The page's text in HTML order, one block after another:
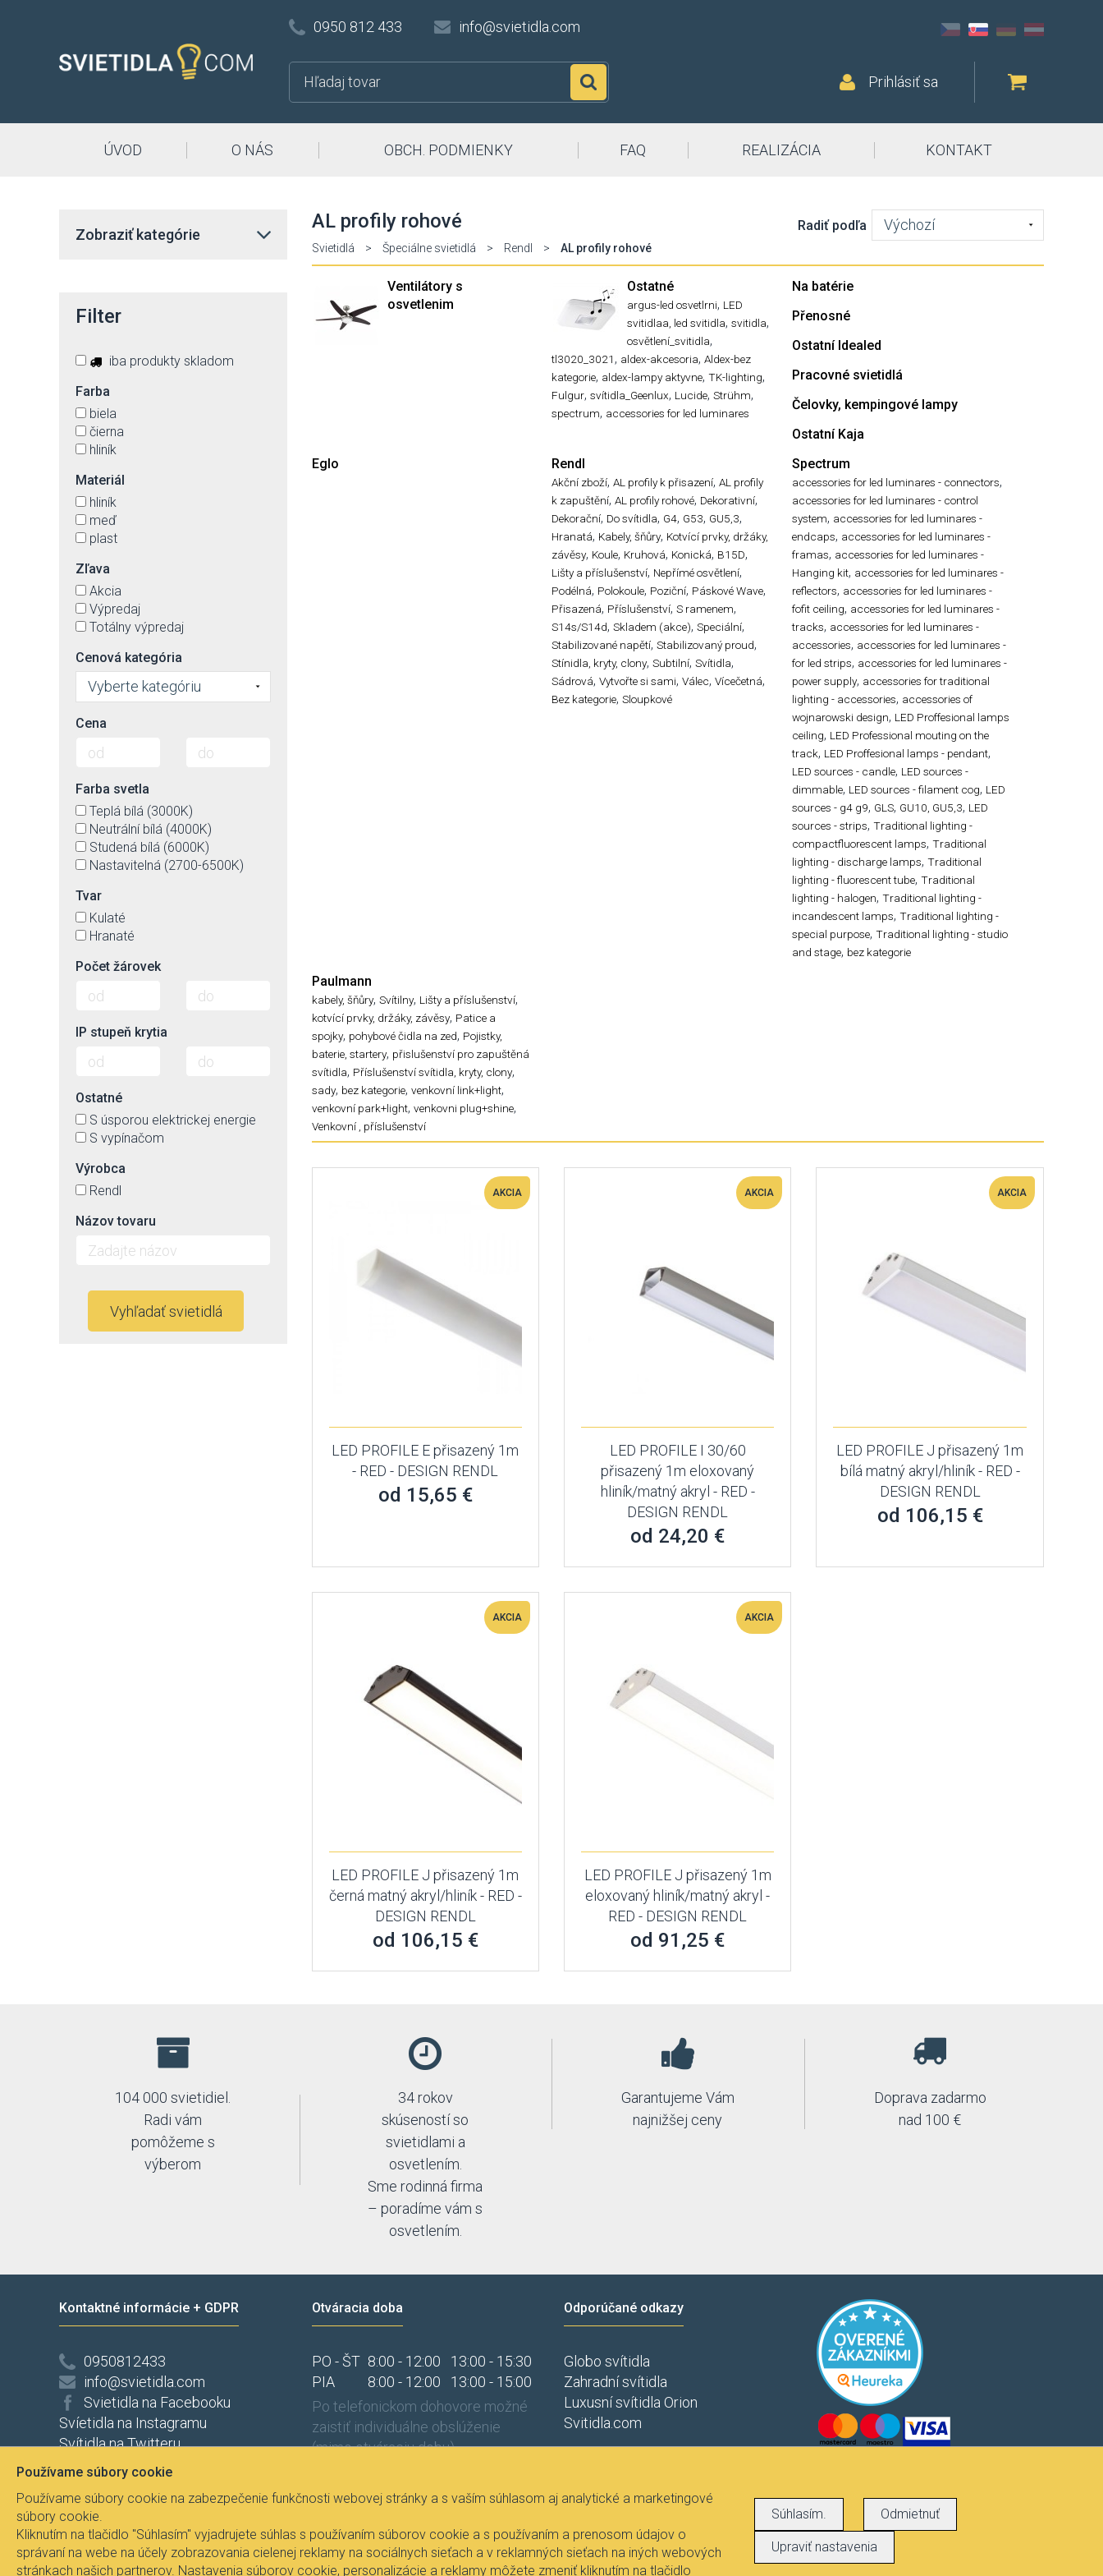
0950 812 433 info@svietidla.com
Prihlásiť sa
ÚVOD O NÁS OBCH. PODMIENKY FAQ REALIZÁCIA KONTAKT
AL profily rohové
Svietidlá > Špeciálne svietidlá > Rendl > AL profily rohové
Radiť podľa Výchozí
Ventilátory s
osvetlenim
Ostatné
argus-led osvetlrni, LED
svitidlaa, led svitidla,svitidla,
osvětlení_svitidla,
tl3020_3021 , aldex-akcesoria,Aldex-bez
kategorie, aldex-lampy aktyvne,TK-lighting,
Fulgur,svítidla_Geenlux, Lucide,Strühm,
spectrum, accessories for led luminares
Na batérie
Přenosné
Ostatní Idealed
Pracovné svietidlá
Čelovky, kempingové lampy
Ostatní Kaja
Eglo
Rendl
Akční zboží,AL profily k přisazení,AL profily
k zapuštění,AL profily rohové, Dekorativní,
Dekorační, Do svítidla, G4, G53, GU5,3,
Hranatá, Kabely, šňůry, Kotvící prvky, držáky,
závěsy, Koule, Kruhová, Konická, B15D,
Lišty a příslušenství, Nepřímé osvětlení,
Podélná, Polokoule, Poziční, Páskové Wave,
Přisazená, Příslušenství,S ramenem,
S14s/S14d,Skladem (akce),Speciální,
Stabilizované napětí,Stabilizovaný proud,
Stínidla, kryty, clony,Subtilní,Svítidla,
Sádrová,Vytvořte si sami,Válec,Vícečetná,
Bez kategorie,Sloupkové
Spectrum
accessories for led luminares - connectors,
accessories for led luminares - control
system, accessories for led luminares -
endcaps, accessories for led luminares -
framas, accessories for led luminares -
Hanging kit, accessories for led luminares -
reflectors, accessories for led luminares -
fofit ceiling, accessories for led luminares -
tracks, accessories for led luminares -
accessories, accessories for led luminares -
for led strips, accessories for led luminares -
power supply, accessories for traditional
lighting - accessories, accessories of
wojnarowski design, LED Proffesional lamps
ceiling, LED Professional mouting on the
track, LED Proffesional lamps - pendant,
LED sources - candle, LED sources -
dimmable, LED sources - filament cog, LED
sources - g4 g9, GLS, GU10, GU5,3, LED
sources - strips, Traditional lighting -
compactfluorescent lamps, Traditional
lighting - discharge lamps, Traditional
lighting - fluorescent tube, Traditional
lighting - halogen, Traditional lighting -
incandescent lamps, Traditional lighting -
special purpose, Traditional lighting - studio
and stage, bez kategorie
Paulmann
kabely, šňůry, Svítilny, Lišty a příslušenství,
kotvící prvky, držáky, závěsy, Patice a
spojky, pohybové čidla na zed, Pojistky,
baterie, startery, přislušenství pro zapuštěná
svítidla, Příslušenství svítidla, kryty, clony,
sady, bez kategorie, venkovní link+light,
venkovní park+light, venkovni plug+shine,
Venkovní , příslušenství
AKCIA
LED PROFILE E přisazený 1m
- RED - DESIGN RENDL
od 15,65 €
AKCIA
LED PROFILE I 30/60
přisazený 1m eloxovaný
hliník/matný akryl - RED -
DESIGN RENDL
od 24,20 €
AKCIA
LED PROFILE J přisazený 1m
bílá matný akryl/hliník - RED -
DESIGN RENDL
od 106,15 €
AKCIA
LED PROFILE J přisazený 1m
černá matný akryl/hliník - RED -
DESIGN RENDL
od 106,15 €
AKCIA
LED PROFILE J přisazený 1m
eloxovaný hliník/matný akryl -
RED - DESIGN RENDL
od 91,25 €
Zobraziť kategórie
Filter
iba produkty skladom
Farba
biela
čierna
hliník
Materiál
hliník
meď
plast
Zľava
Akcia
Výpredaj
Totálny výpredaj
Cenová kategória
Vyberte kategóriu
Cena
Farba svetla
Teplá bílá (3000K)
Neutrální bílá (4000K)
Studená bílá (6000K)
Nastavitelná (2700-6500K)
Tvar
Kulaté
Hranaté
Počet žárovek
IP stupeň krytia
Ostatné
S úsporou elektrickej energie
S vypínačom
Výrobca
Rendl
Názov tovaru
Vyhľadať svietidlá
104 000 svietidiel.
Radi vám
pomôžeme s
výberom
34 rokov
skúseností so
svietidlami a
osvetlením.
Sme rodinná firma
– poradíme vám s
osvetlením.
Garantujeme Vám
najnižšej ceny
Doprava zadarmo
nad 100 €
Kontaktné informácie + GDPR
0950812433
info@svietidla.com
Svietidla na Facebooku
Svíetidla na Instagramu
Svítidla na Twitteru
Ochrana osobních údajů
Odstúpenie od zmluvy
Otváracia doba
PO - ŠT 8:00 - 12:00
13:00 - 15:30
PIA
8:00 - 12:00
13:00 - 15:00
Po telefonickom dohovore možné
zaistiť individuálne obslúženie
(mimo otváraciu dobu).
Odporúčané odkazy
Globo svítidla
Zahradní svítidla
Luxusní svítidla Orion
Svitidla.com
Používame súbory cookie
Používame súbory cookie na zabezpečenie funkčnosti webovej stránky a s vaším súhlasom aj analytické a marketingové
súbory cookie.
Kliknutím na tlačidlo "Súhlasím" vyjadrujete súhlas s používaním súborov cookie a s používaním a prenosom údajov o
správaní na webe na účely zobrazovania cielenej reklamy na sociálnych sieťach a v reklamných sieťach na iných webových
stránkach našich partnerov. Nastavenia súborov cookie, personalizácie a reklamy môžete zmeniť kliknutím na tlačidlo
Súhlasím. Odmietnuť
Upraviť nastavenia